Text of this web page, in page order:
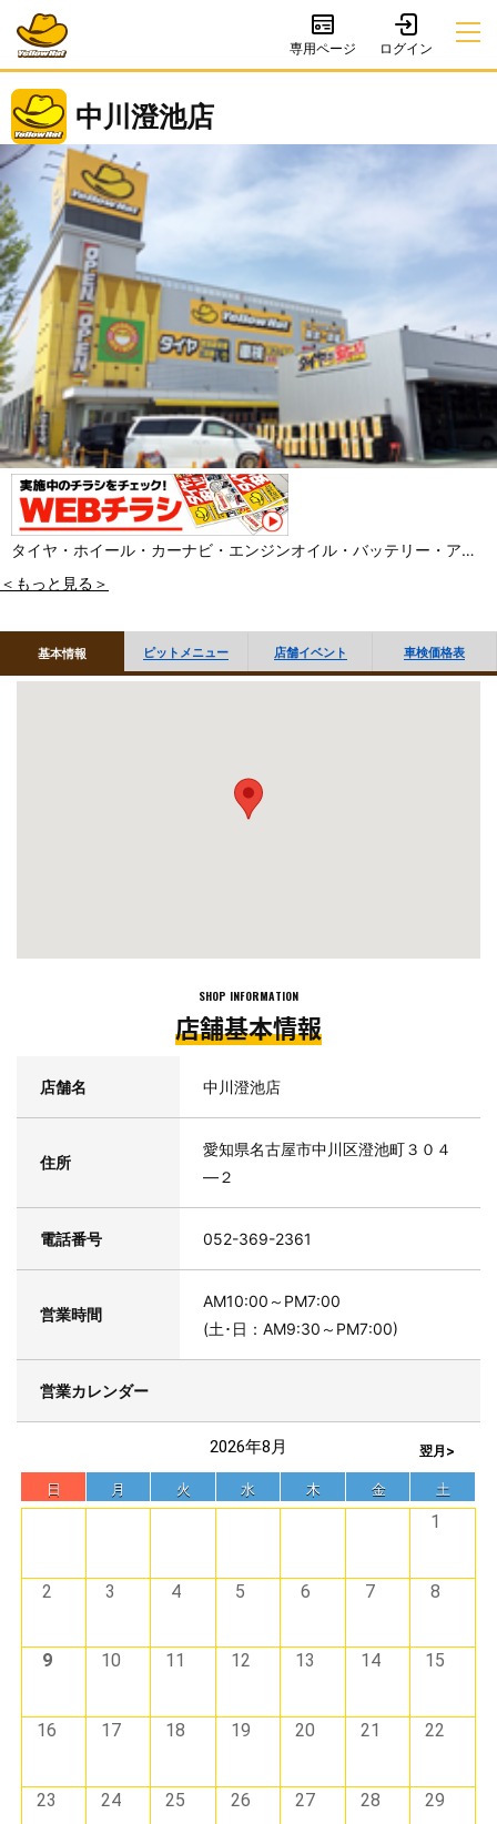
専用ページ
中川澄池店
タイヤ・ホイール・カーナビ・エンジンオイル・バッテリー・アク
セサリー品・ＧＴ用品などなど、豊富なラインナップ！カー用品の
車検・鈑金・ボディコーティングも承っております。
まずは一度ご来店ください。
■作業のご予約はお電話でも受付しております
合に限らせていただきます）
＜もっと見る＞
基本情報 ピットメニュー 店舗イベント 車検価格表
SHOP INFORMATION
店舗基本情報
店舗名 中川澄池店
住所
愛知県名古屋市中川区澄池町３０４
―２
電話番号 052-369-2361
営業時間
AM10:00～PM7:00
(土･日：AM9:30～PM7:00)
営業カレンダー
2026年8月 翌月>
日 月 火 水 木 金
土
1
2 3 4 5 6 7 8
9 10 11 12 13 14 15
16 17 18 19 20 21 22
23 24 25 26 27 28 29